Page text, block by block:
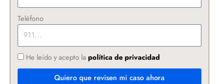
Teléfono
He leído y acepto la política de privacidad
Quiero que revisen mi caso ahora